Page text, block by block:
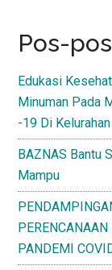
Pos-
Edukasi
Minuman Pada
-19 Di
BAZNAS Bantu
Mampu
PANDEMI